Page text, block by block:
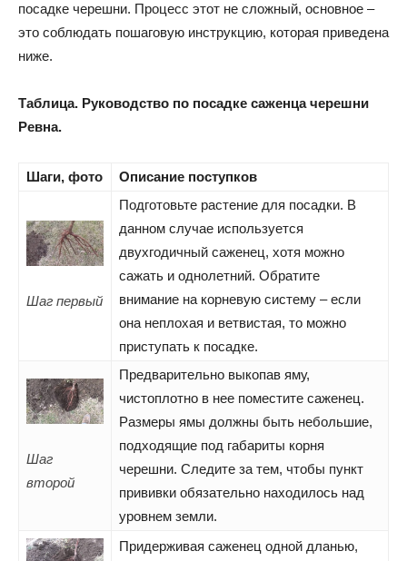
посадке черешни. Процесс этот не сложный, основное –
это соблюдать пошаговую инструкцию, которая приведена
ниже.
Таблица. Руководство по посадке саженца черешни
Ревна.
Шаги, фото Описание поступков
Шаг первый
Подготовьте растение для посадки. В
данном случае используется
двухгодичный саженец, хотя можно
сажать и однолетний. Обратите
внимание на корневую систему – если
она неплохая и ветвистая, то можно
приступать к посадке.
Шаг
второй
Предварительно выкопав яму,
чистоплотно в нее поместите саженец.
Размеры ямы должны быть небольшие,
подходящие под габариты корня
черешни. Следите за тем, чтобы пункт
прививки обязательно находилось над
уровнем земли.
Придерживая саженец одной дланью,